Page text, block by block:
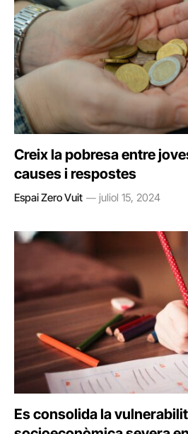
Creix la pobresa entre
causes i respostes
Espai Zero Vuit juliol 15, 2024
Es consolida la